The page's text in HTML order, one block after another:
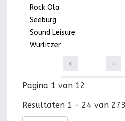
Rock Ola
Seeburg
Sound Leisure
Wurlitzer
Pagina 1 van 12
Resultaten 1 - 24 van 273